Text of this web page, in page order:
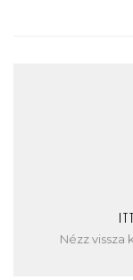
Nézz vissza